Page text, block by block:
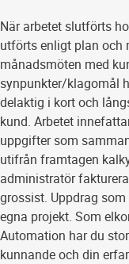
När arbetet slutförts
utförts enligt plan och
månadsmöten med
synpunkter/klagomål
delaktig i kort och
kund. Arbetet
uppgifter som
utifrån framtagen
administratör
grossist. Uppdrag
egna projekt. Som
Automation har du
kunnande och din